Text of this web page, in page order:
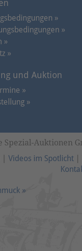
»
»
»
»
und Auktion
»
»
Auktionen
Videos im Spotlicht
»